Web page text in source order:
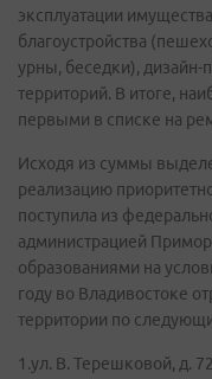
эксплуатации
благоустройства
урны, беседки), дизайн-
территорий. В итоге,
первыми в списке на
Исходя из суммы
реализацию
поступила из
администрацией
образованиями на
году во Владивостоке
территории по
1.ул. В. Терешковой, д.